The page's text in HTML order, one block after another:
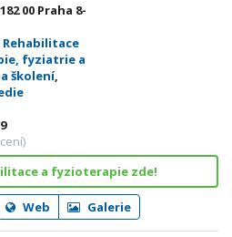
00 Praha 8-
Rehabilitace
fyziatrie a
školení,
a fyzioterapie zde!
Web Galerie